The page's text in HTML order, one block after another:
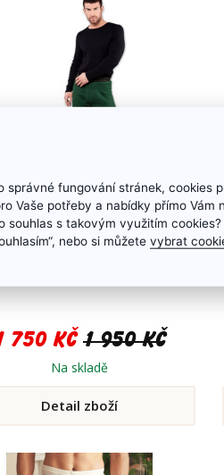
Spodky EXPLORER
750 Kč 1 950 Kč
Na skladě
Detail zboží
správné fungování stránek, cookies
Vaše potřeby a nabídky přímo Vám
souhlas s takovým využitím
nebo si můžete vybrat